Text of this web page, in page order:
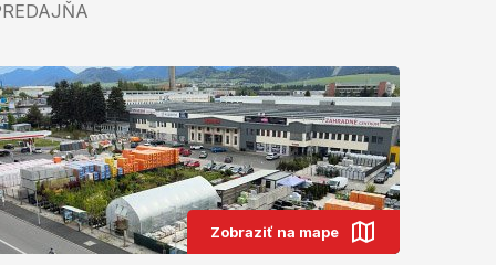
Zobraziť na mape